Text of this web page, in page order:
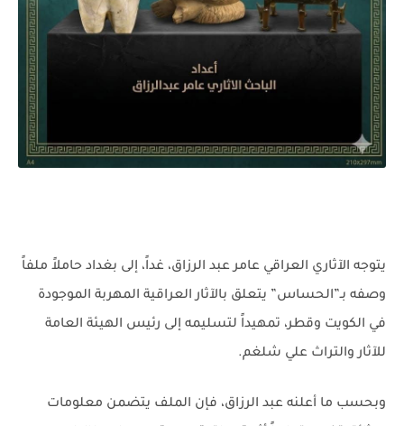
يتوجه الآثاري العراقي عامر عبد الرزاق، غداً، إلى بغداد حاملاً ملفاً
وصفه بـ”الحساس” يتعلق بالآثار العراقية المهربة الموجودة
في الكويت وقطر، تمهيداً لتسليمه إلى رئيس الهيئة العامة
للآثار والتراث علي شلغم.
وبحسب ما أعلنه عبد الرزاق، فإن الملف يتضمن معلومات